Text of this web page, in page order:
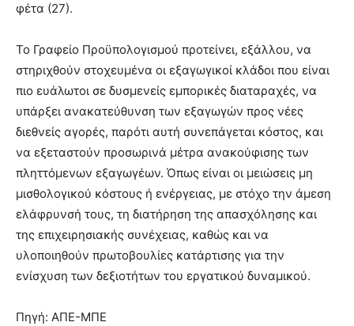
φέτα (27).
Το Γραφείο Προϋπολογισμού προτείνει, εξάλλου, να
στηριχθούν στοχευμένα οι εξαγωγικοί κλάδοι που είναι
πιο ευάλωτοι σε δυσμενείς εμπορικές διαταραχές, να
υπάρξει ανακατεύθυνση των εξαγωγών προς νέες
διεθνείς αγορές, παρότι αυτή συνεπάγεται κόστος, και
να εξεταστούν προσωρινά μέτρα ανακούφισης των
πληττόμενων εξαγωγέων. Όπως είναι οι μειώσεις μη
μισθολογικού κόστους ή ενέργειας, με στόχο την άμεση
ελάφρυνσή τους, τη διατήρηση της απασχόλησης και
της επιχειρησιακής συνέχειας, καθώς και να
υλοποιηθούν πρωτοβουλίες κατάρτισης για την
ενίσχυση των δεξιοτήτων του εργατικού δυναμικού.
Πηγή: ΑΠΕ-ΜΠΕ